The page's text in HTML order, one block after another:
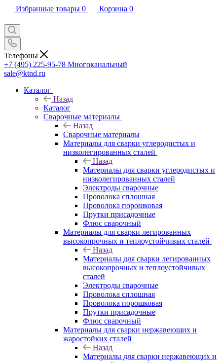
Избранные товары 0 Корзина 0
Телефоны
+7 (495) 225-95-78 Многоканальный
sale@ktnd.ru
Каталог
Назад
Каталог
Сварочные материалы
Назад
Сварочные материалы
Материалы для сварки углеродистых и
низколегированных сталей
Назад
Материалы для сварки углеродистых и
низколегированных сталей
Электроды сварочные
Проволока сплошная
Проволока порошковая
Прутки присадочные
Флюс сварочный
Материалы для сварки легированных
высокопрочных и теплоустойчивых сталей
Назад
Материалы для сварки легированных
высокопрочных и теплоустойчивых
сталей
Электроды сварочные
Проволока сплошная
Проволока порошковая
Прутки присадочные
Флюс сварочный
Материалы для сварки нержавеющих и
жаростойких сталей
Назад
Материалы для сварки нержавеющих и